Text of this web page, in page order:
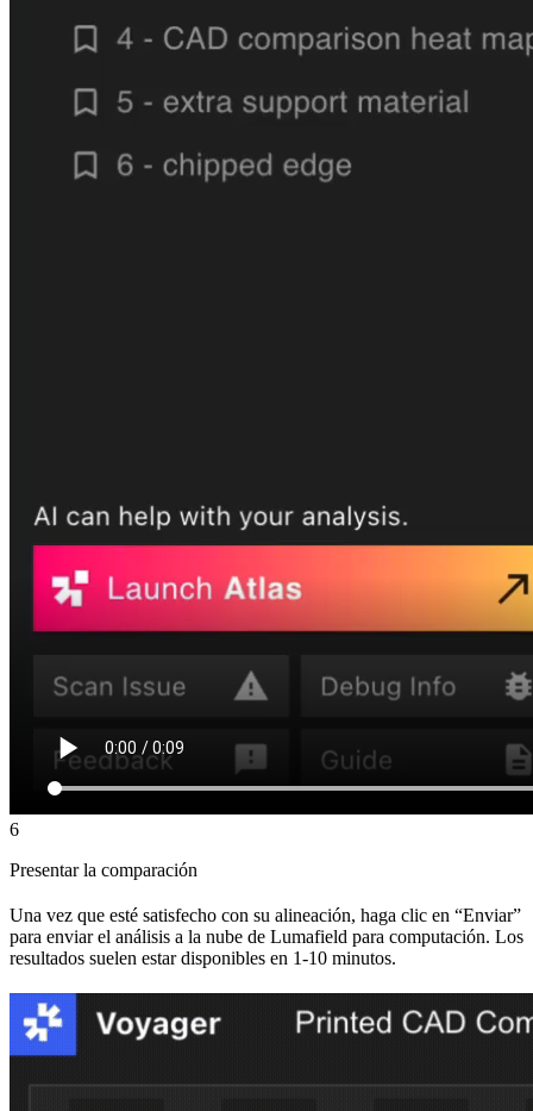
6
Presentar la comparación
Una vez que esté satisfecho con su alineación, haga clic en “Enviar”
para enviar el análisis a la nube de Lumafield para computación. Los
resultados suelen estar disponibles en 1-10 minutos.